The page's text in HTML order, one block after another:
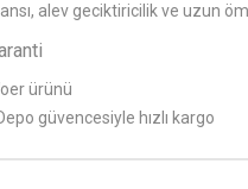
alev geciktiricilik ve uzun
ürünü
güvencesiyle hızlı kargo